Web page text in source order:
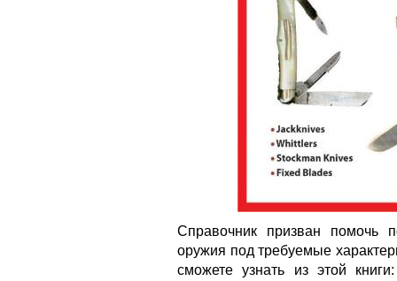
Справочник призван помочь
оружия под требуемые
сможете узнать из этой